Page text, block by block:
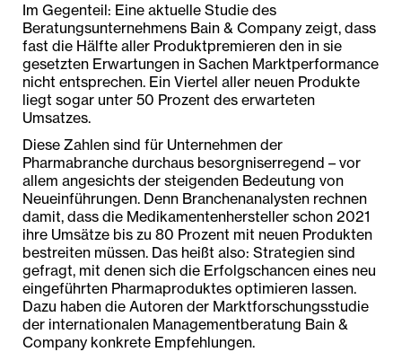
Im Gegenteil: Eine aktuelle Studie des
Beratungsunternehmens Bain & Company zeigt, dass
fast die Hälfte aller Produktpremieren den in sie
gesetzten Erwartungen in Sachen Marktperformance
nicht entsprechen. Ein Viertel aller neuen Produkte
liegt sogar unter 50 Prozent des erwarteten
Umsatzes.
Diese Zahlen sind für Unternehmen der
Pharmabranche durchaus besorgniserregend – vor
allem angesichts der steigenden Bedeutung von
Neueinführungen. Denn Branchenanalysten rechnen
damit, dass die Medikamentenhersteller schon 2021
ihre Umsätze bis zu 80 Prozent mit neuen Produkten
bestreiten müssen. Das heißt also: Strategien sind
gefragt, mit denen sich die Erfolgschancen eines neu
eingeführten Pharmaproduktes optimieren lassen.
Dazu haben die Autoren der Marktforschungsstudie
der internationalen Managementberatung Bain &
Company konkrete Empfehlungen.